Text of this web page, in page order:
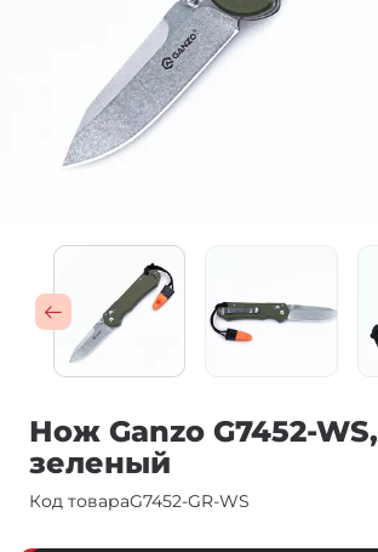
Нож Ganzo G7452-WS,
зеленый
Код товараG7452-GR-WS